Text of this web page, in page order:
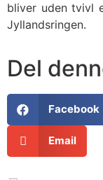
bliver uden tvivl
Jyllandsringen.
Del
Facebook
Email